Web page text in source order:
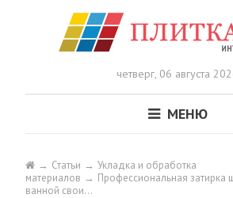
четверг, 06 августа
МЕНЮ
Статьи
Укладка и обработка
материалов
Профессиональная затирка
ванной свои…